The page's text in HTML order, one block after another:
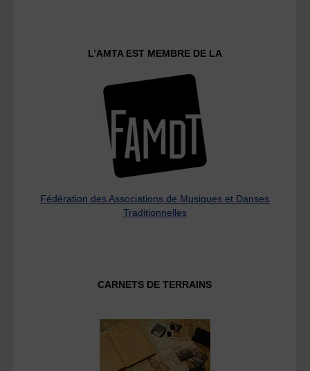
L’AMTA EST MEMBRE DE LA
Fédération des Associations de Musiques et Danses
Traditionnelles
CARNETS DE TERRAINS